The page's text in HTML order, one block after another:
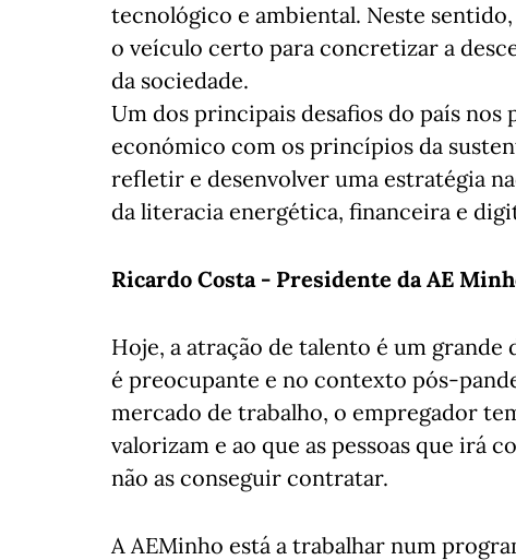
tecnológico e ambiental. Neste
o veículo certo para concretizar a
da sociedade.
Um dos principais desafios do país
económico com os princípios da
refletir e desenvolver uma estratégia
da literacia energética, financeira e
Ricardo Costa - Presidente da AE
Hoje, a atração de talento é um grande
é preocupante e no contexto pós-
mercado de trabalho, o empregador
valorizam e ao que as pessoas que irá
não as conseguir contratar.
A AEMinho está a trabalhar num